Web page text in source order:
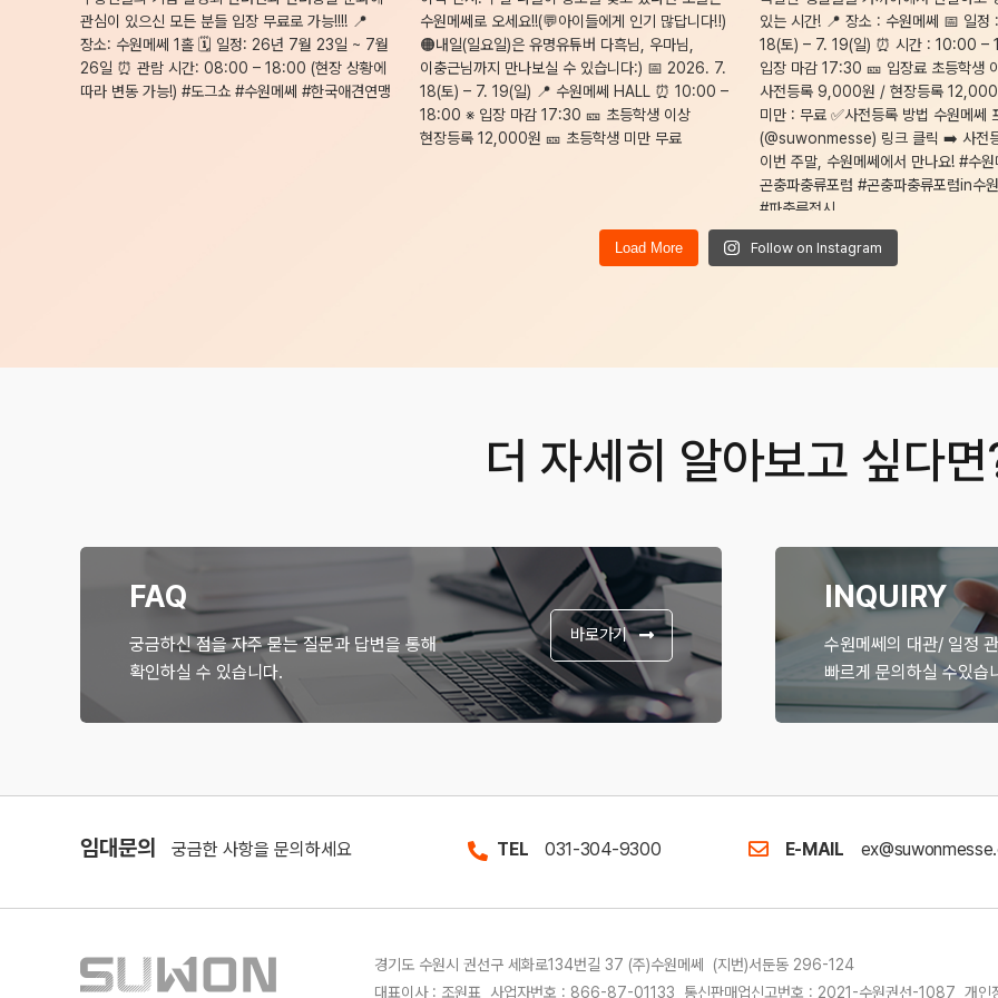
Load More Follow on Instagram
더 자세히 알아보고 싶다
FAQ
궁금하신 점을 자주 묻는 질문과 답변을 통해
확인하실 수 있습니다.
바로가기
INQUIRY
수원메쎄의 대관/ 일정
빠르게 문의하실 수있습
임대문의 궁금한 사항을 문의하세요 TEL 031-304-9300 E-MAIL
경기도 수원시 권선구 세화로134번길 37 (주)수원메쎄 (지번)서둔동 296-124
대표이사 : 조원표 사업자번호 : 866-87-01133 통신판매업신고번호 : 2021-수원권선-1087 개인